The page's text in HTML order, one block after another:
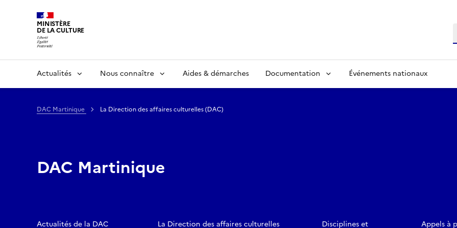
MINISTÈRE
DE LA CULTURE
Actualités Nous connaître Aides & démarches Documentation Événements nationaux
DAC Martinique La Direction des affaires culturelles (DAC)
DAC Martinique
Actualités de la DAC
La Direction des affaires culturelles
Disciplines et
Appels à